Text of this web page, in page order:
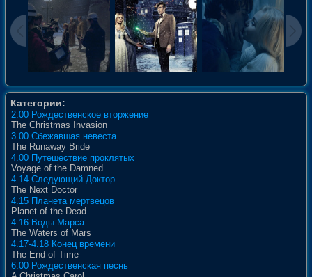
Категории:
2.00 Рождественское вторжение
The Christmas Invasion
3.00 Сбежавшая невеста
The Runaway Bride
4.00 Путешествие проклятых
Voyage of the Damned
4.14 Следующий Доктор
The Next Doctor
4.15 Планета мертвецов
Planet of the Dead
4.16 Воды Марса
The Waters of Mars
4.17-4.18 Конец времени
The End of Time
6.00 Рождественская песнь